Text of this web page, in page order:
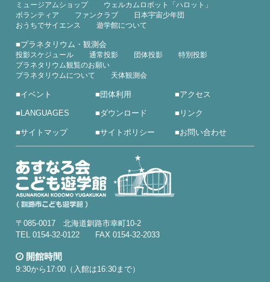
ミュージアムショップ
ウェルカムロボット「ハロット」
ボランティア
ファンクラブ
日本宇宙少年団
おうちでサイエンス
遊学館について
■プラネタリウム・観測会
投影スケジュール 通常投影 団体投影
特別投影
プラネタリウム観覧のお願い
プラネタリウムについて
天体観測会
■イベント ■団体利用 ■アクセス
■ LANGUAGES ■ダウンロード ■ リンク
■サイトマップ ■サイトポリシー ■お問い合わせ
〒085-0017 北海道釧路市幸町10-2
TEL 0154-32-0122 FAX 0154-32-2033
開館時間
9:30から17:00（入館は16:30まで）